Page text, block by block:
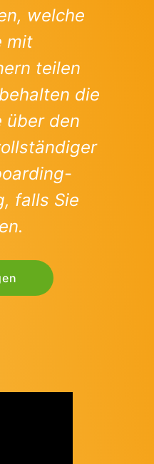
welche
mit
teilen
die
über den
falls Sie